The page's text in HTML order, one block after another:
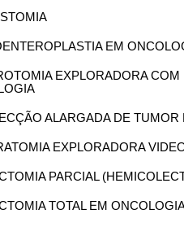
EM
EXPLORADORA
ALARGADA DE
EXPLORADORA
PARCIAL
TOTAL EM